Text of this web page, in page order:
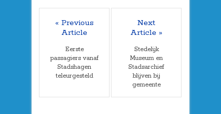
« Previous
Article
Eerste
passagiers vanaf
Stadshagen
teleurgesteld
Next
Article »
Stedelijk
Museum en
Stadsarchief
blijven bij
gemeente